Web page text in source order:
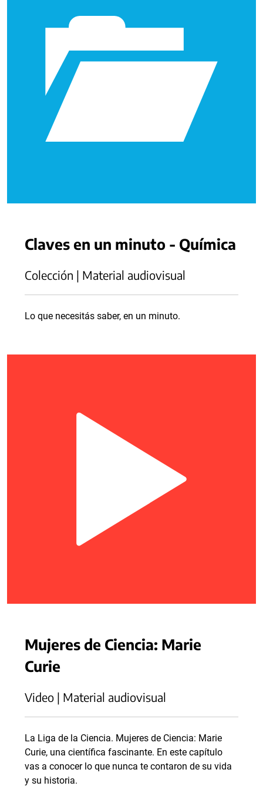
Claves en un minuto - Química
Colección | Material audiovisual
Lo que necesitás saber, en un minuto.
Mujeres de Ciencia: Marie
Curie
Video | Material audiovisual
La Liga de la Ciencia. Mujeres de Ciencia: Marie
Curie, una científica fascinante. En este capítulo
vas a conocer lo que nunca te contaron de su vida
y su historia.